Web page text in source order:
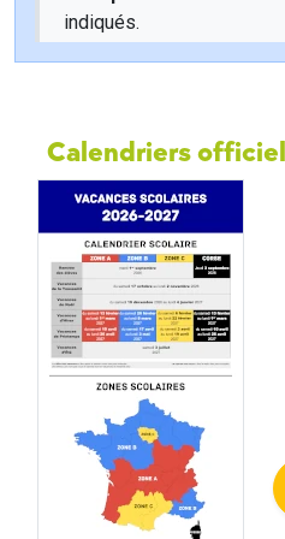
indiqués.
Calendriers